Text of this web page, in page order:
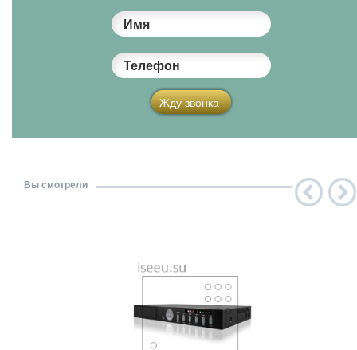
Имя
Телефон
Жду звонка
Вы смотрели